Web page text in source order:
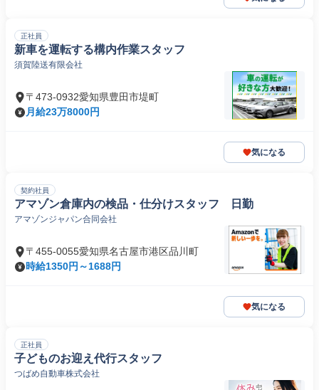
正社員
新車を運転する構内作業スタッフ
須賀陸送有限会社
〒473-0932愛知県豊田市堤町
月給23万8000円
気になる
契約社員
アマゾン倉庫内の検品・仕分けスタッフ 日勤
アマゾンジャパン合同会社
〒455-0055愛知県名古屋市港区品川町
時給1350円～1688円
気になる
正社員
子どものお迎え代行スタッフ
つばめ自動車株式会社